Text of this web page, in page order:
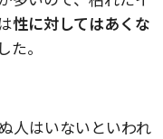
性に対してはあくな
た。
人はいないといわれ